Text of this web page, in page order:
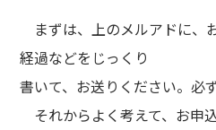
まずは、上のメルアドに、
経過などをじっくり
書いて、お送りください。必
それからよく考えて、お申